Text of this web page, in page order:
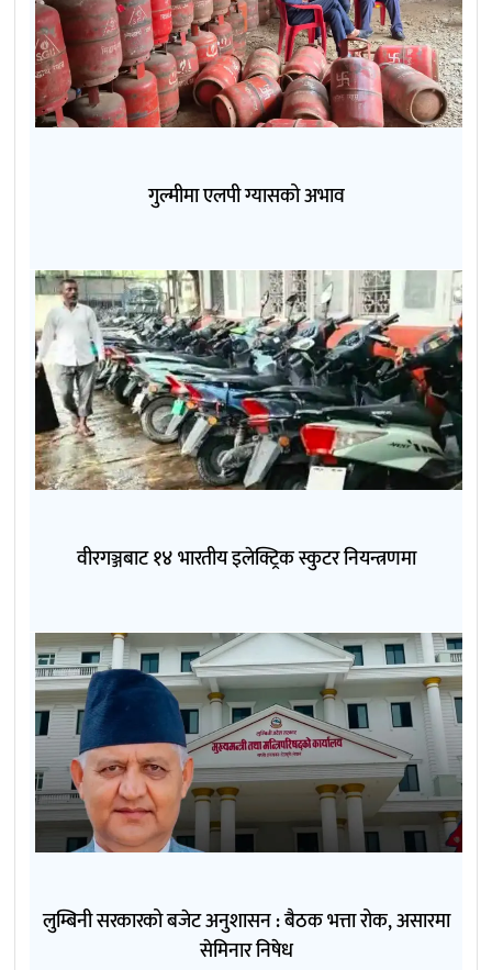
गुल्मीमा एलपी ग्यासको अभाव
वीरगञ्जबाट १४ भारतीय इलेक्ट्रिक स्कुटर नियन्त्रणमा
लुम्बिनी सरकारको बजेट अनुशासन : बैठक भत्ता रोक, असारमा
सेमिनार निषेध